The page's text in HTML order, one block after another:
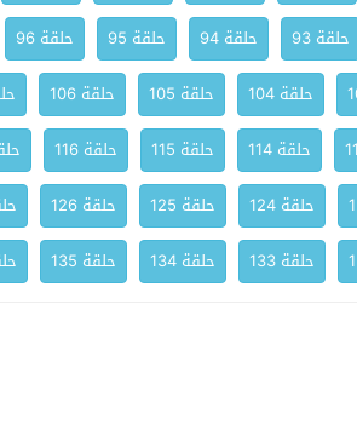
حلقة 93 حلقة 94 حلقة 95 حلقة 96
حلقة 104 حلقة 105 حلقة 106
حلقة 114 حلقة 115 حلقة 116
حلقة 124 حلقة 125 حلقة 126
حلقة 133 حلقة 134 حلقة 135